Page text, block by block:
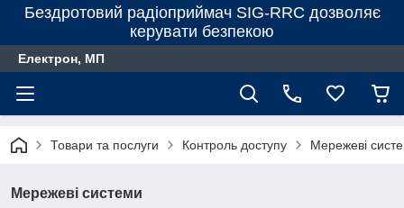
Бездротовий радіоприймач SIG-RRC дозволяє
керувати безпекою
Електрон, МП
Товари та послуги Контроль доступу Мережеві
Мережеві системи